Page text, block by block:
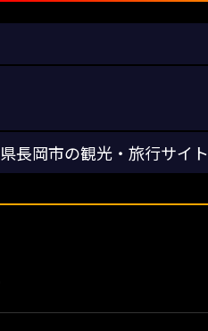
長岡市の観光・旅行サイト